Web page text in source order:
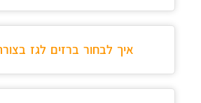
איך לבחור ברזים לגז